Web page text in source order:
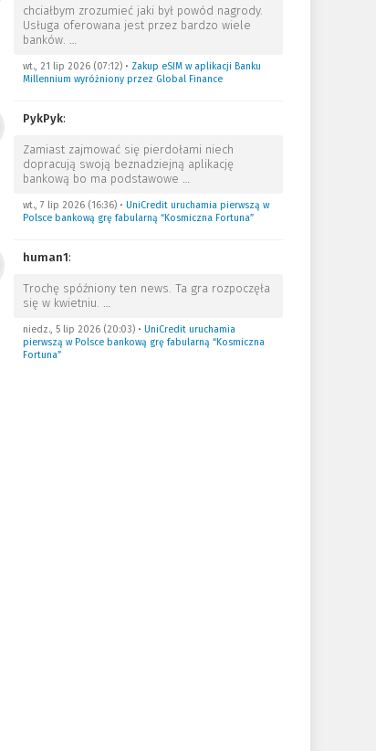
chciałbym zrozumieć jaki był powód nagrody.
Usługa oferowana jest przez bardzo wiele
banków. …
wt., 21 lip 2026 (07:12)• Zakup eSIM w aplikacji Banku
Millennium wyróżniony przez Global Finance
PykPyk:
Zamiast zajmować się pierdołami niech
dopracują swoją beznadziejną aplikację
bankową bo ma podstawowe …
wt., 7 lip 2026 (16:36)• UniCredit uruchamia pierwszą w
Polsce bankową grę fabularną “Kosmiczna Fortuna”
human1:
Trochę spóźniony ten news. Ta gra rozpoczęła
się w kwietniu. …
niedz., 5 lip 2026 (20:03)• UniCredit uruchamia
pierwszą w Polsce bankową grę fabularną “Kosmiczna
Fortuna”